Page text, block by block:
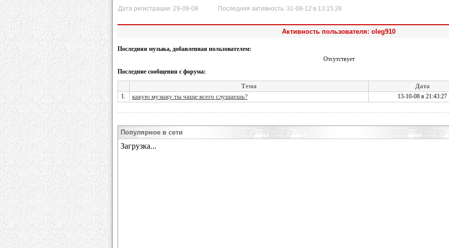
Дата регистрации: 29-09-08 Последняя активность: 31-08-12 в 13:15:26
Активность пользователя: oleg910
Последняя музыка, добавленная пользователем:
Отсутствует
Последние сообщения с форума:
Тема
Дата
1. какую музыку ты чаще всего слушаешь? 13-10-08 в 21:43:27
Популярное в сети